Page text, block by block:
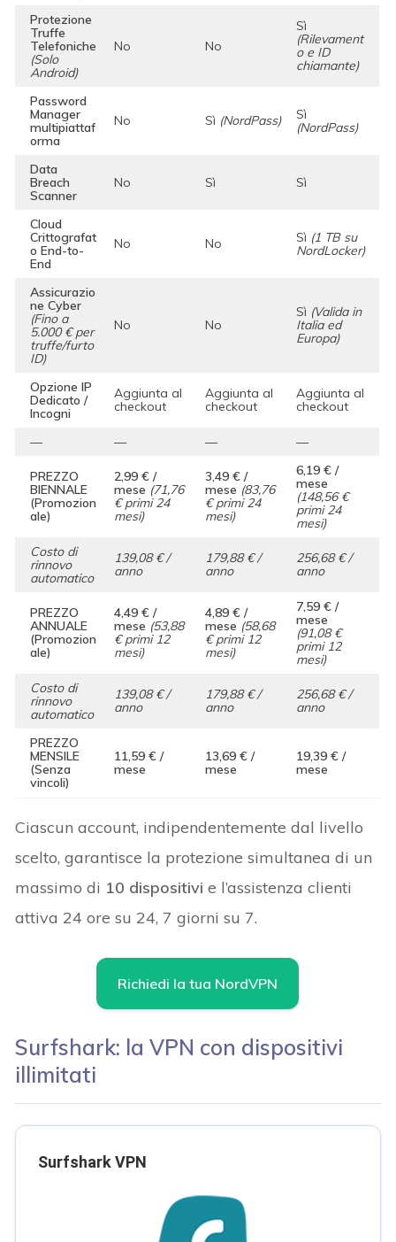
Protezione
Truffe
Telefoniche
(Solo
Android)
No No
Sì
(Rilevament
o e ID
chiamante)
Password
Manager
multipiattaf
orma
No Sì (NordPass)
Sì
(NordPass)
Data
Breach
Scanner
No Sì Sì
Cloud
Crittografat
o End-to-
End
No No Sì (1 TB su
NordLocker)
Assicurazio
ne Cyber
(Fino a
5.000 € per
truffe/furto
ID)
No No
Sì (Valida in
Italia ed
Europa)
Opzione IP
Dedicato /
Incogni
Aggiunta al
checkout
Aggiunta al
checkout
Aggiunta al
checkout
— — — —
PREZZO
BIENNALE
(Promozion
ale)
2,99 € /
mese (71,76
€ primi 24
mesi)
3,49 € /
mese (83,76
€ primi 24
mesi)
6,19 € /
mese
(148,56 €
primi 24
mesi)
Costo di
rinnovo
automatico
139,08 € /
anno
179,88 € /
anno
256,68 € /
anno
PREZZO
ANNUALE
(Promozion
ale)
4,49 € /
mese (53,88
€ primi 12
mesi)
4,89 € /
mese (58,68
€ primi 12
mesi)
7,59 € /
mese
(91,08 €
primi 12
mesi)
Costo di
rinnovo
automatico
139,08 € /
anno
179,88 € /
anno
256,68 € /
anno
PREZZO
MENSILE
(Senza
vincoli)
11,59 € /
mese
13,69 € /
mese
19,39 € /
mese
Ciascun account, indipendentemente dal livello
scelto, garantisce la protezione simultanea di un
massimo di 10 dispositivi e l’assistenza clienti
attiva 24 ore su 24, 7 giorni su 7.
Richiedi la tua NordVPN
Surfshark: la VPN con dispositivi
illimitati
Surfshark VPN